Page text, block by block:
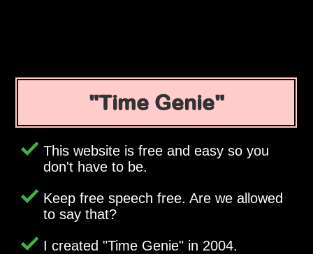
Time Genie
This website is free and easy so you
don't have to be.
Keep free speech free. Are we allowed
to say that?
I created Time Genie in 2004.